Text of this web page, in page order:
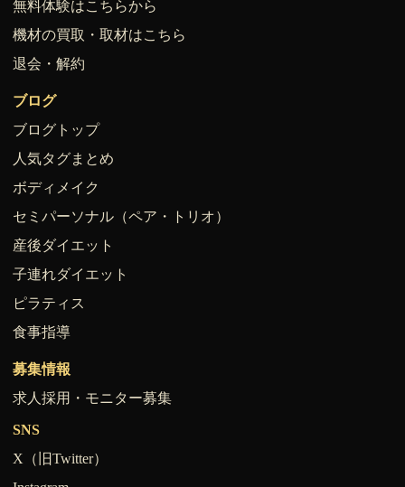
無料体験はこちらから
機材の買取・取材はこちら
退会・解約
ブログ
ブログトップ
人気タグまとめ
ボディメイク
セミパーソナル（ペア・トリオ）
産後ダイエット
子連れダイエット
ピラティス
食事指導
募集情報
求人採用・モニター募集
SNS
X（旧Twitter）